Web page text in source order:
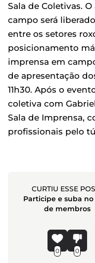
Sala de Coletivas.
campo será
entre os setores
posicionamento
imprensa em
de apresentação
11h30. Após o
coletiva com
Sala de Imprensa,
profissionais pelo
CURTIU ESSE
Participe e suba
de membros
0 0